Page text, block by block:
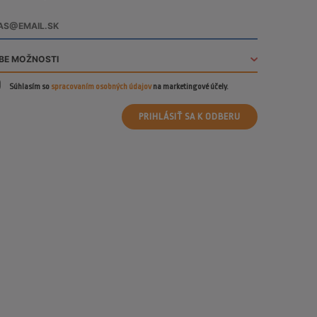
Súhlasím so spracovaním osobných údajovna marketingové účely.
PRIHLÁSIŤ SA K ODBERU